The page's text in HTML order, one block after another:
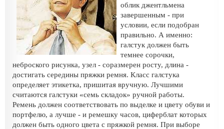
облик джентльмена
завершенным - при
условии, если подобран
правильно. А именно:
галстук должен быть
темнее сорочки,
неброского рисунка, узел - соразмерен росту, длина -
достигать середины пряжки ремня. Класс галстука
определяет этикетка, пришитая вручную. Лучшими
считаются галстуки «семь складок» ручной работы.
Ремень должен соответствовать по выделке и цвету обуви и
портфелю, а лучше - и ремешку часов, циферблат которых
должен быть одного цвета с пряжкой ремня. При выборе